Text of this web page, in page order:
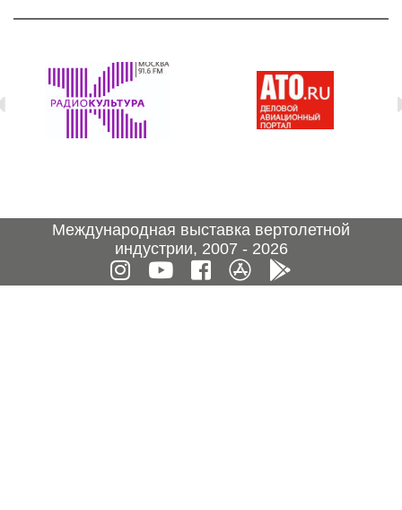
Международная выставка вертолетной
индустрии, 2007 - 2026